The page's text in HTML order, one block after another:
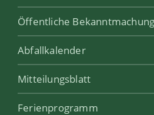
Öffentliche
Abfallkalender
Mitteilungsblatt
Ferienprogramm